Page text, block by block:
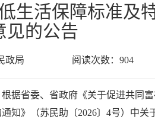
生活保障标准及
见的公告
政局 阅读次数： 904
省委、省政府《关于促进共同富
知》（苏民助〔2026〕4号）中